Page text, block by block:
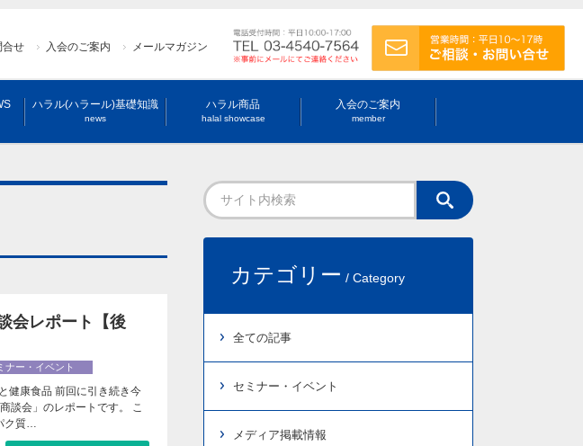
合せ 入会のご案内 メールマガジン
ハラル(ハラール)基礎知識
news
ハラル商品
halal showcase
入会のご案内
member
会レポート【後
ナー・イベント
健康食品 前回に引き続き今
談会」のレポートです。 こ
ク質…
カテゴリー / Category
全ての記事
セミナー・イベント
メディア掲載情報